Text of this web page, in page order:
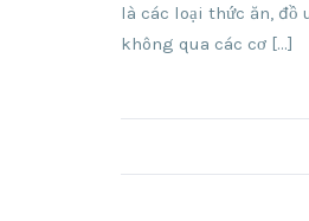
là các loại thức ăn, đồ
không qua các cơ […]